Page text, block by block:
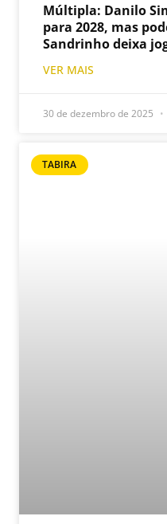
Múltipla: Danilo
para 2028, mas
Sandrinho deixa
VER MAIS
30 de dezembro de 2025
TABIRA